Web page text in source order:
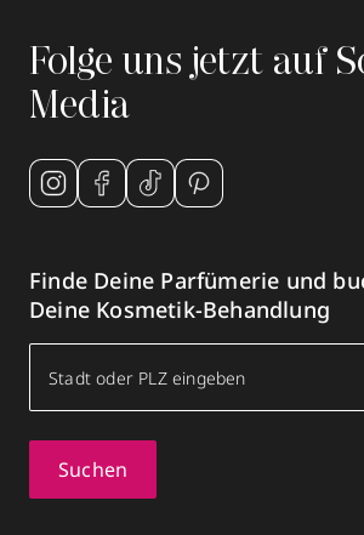
Folge uns jetzt auf
Media
Finde Deine Parfümerie und
Deine Kosmetik-Behandlung
Suchen